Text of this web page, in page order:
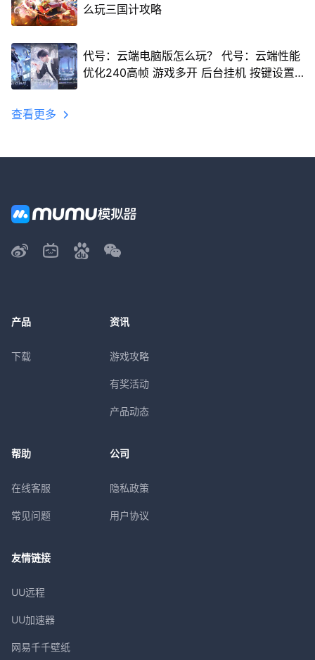
么玩三国计攻略
代号：云端电脑版怎么玩？ 代号：云端性能
优化240高帧 游戏多开 后台挂机 按键设置
查看更多
产品
下载
资讯
游戏攻略
有奖活动
产品动态
帮助
在线客服
常见问题
公司
隐私政策
用户协议
友情链接
UU远程
UU加速器
网易千千壁纸